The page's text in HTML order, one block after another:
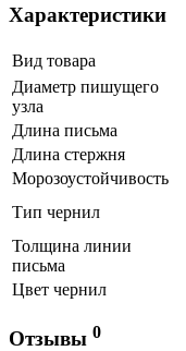
Характеристики
Вид товара
Диаметр пишущего
узла
Длина письма
Длина стержня
Морозоустойчивость
Тип чернил
Толщина линии
письма
Цвет чернил
Отзывы 0